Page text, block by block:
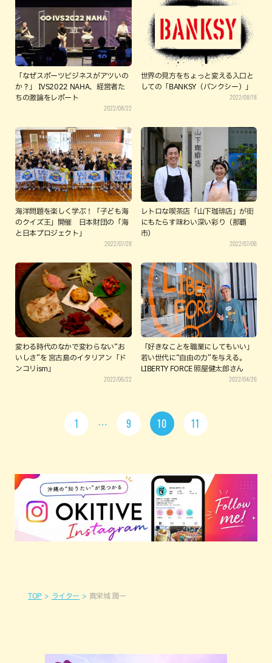
「なぜスポーツビジネスがアツいの
か？」 IVS2022 NAHA、経営者た
ちの激論をレポート
2022/08/22
世界の見方をちょっと変える入口と
しての「BANKSY（バンクシー）」
2022/08/18
海洋問題を楽しく学ぶ！「子ども海
のクイズ王」開催 日本財団の「海
と日本プロジェクト」
2022/07/28
レトロな喫茶店「山下珈琲店」が街
にもたらす味わい深い彩り（那覇
市）
2022/07/06
変わる時代のなかで変わらない“お
いしさ”を 宮古島のイタリアン「ド
ンコリism」
2022/06/22
「好きなことを職業にしてもいい」
若い世代に“自由の力”を与える。
LIBERTY FORCE 照屋健太郎さん
2022/04/26
1 9 10 11
TOP ライター 真栄城 潤一